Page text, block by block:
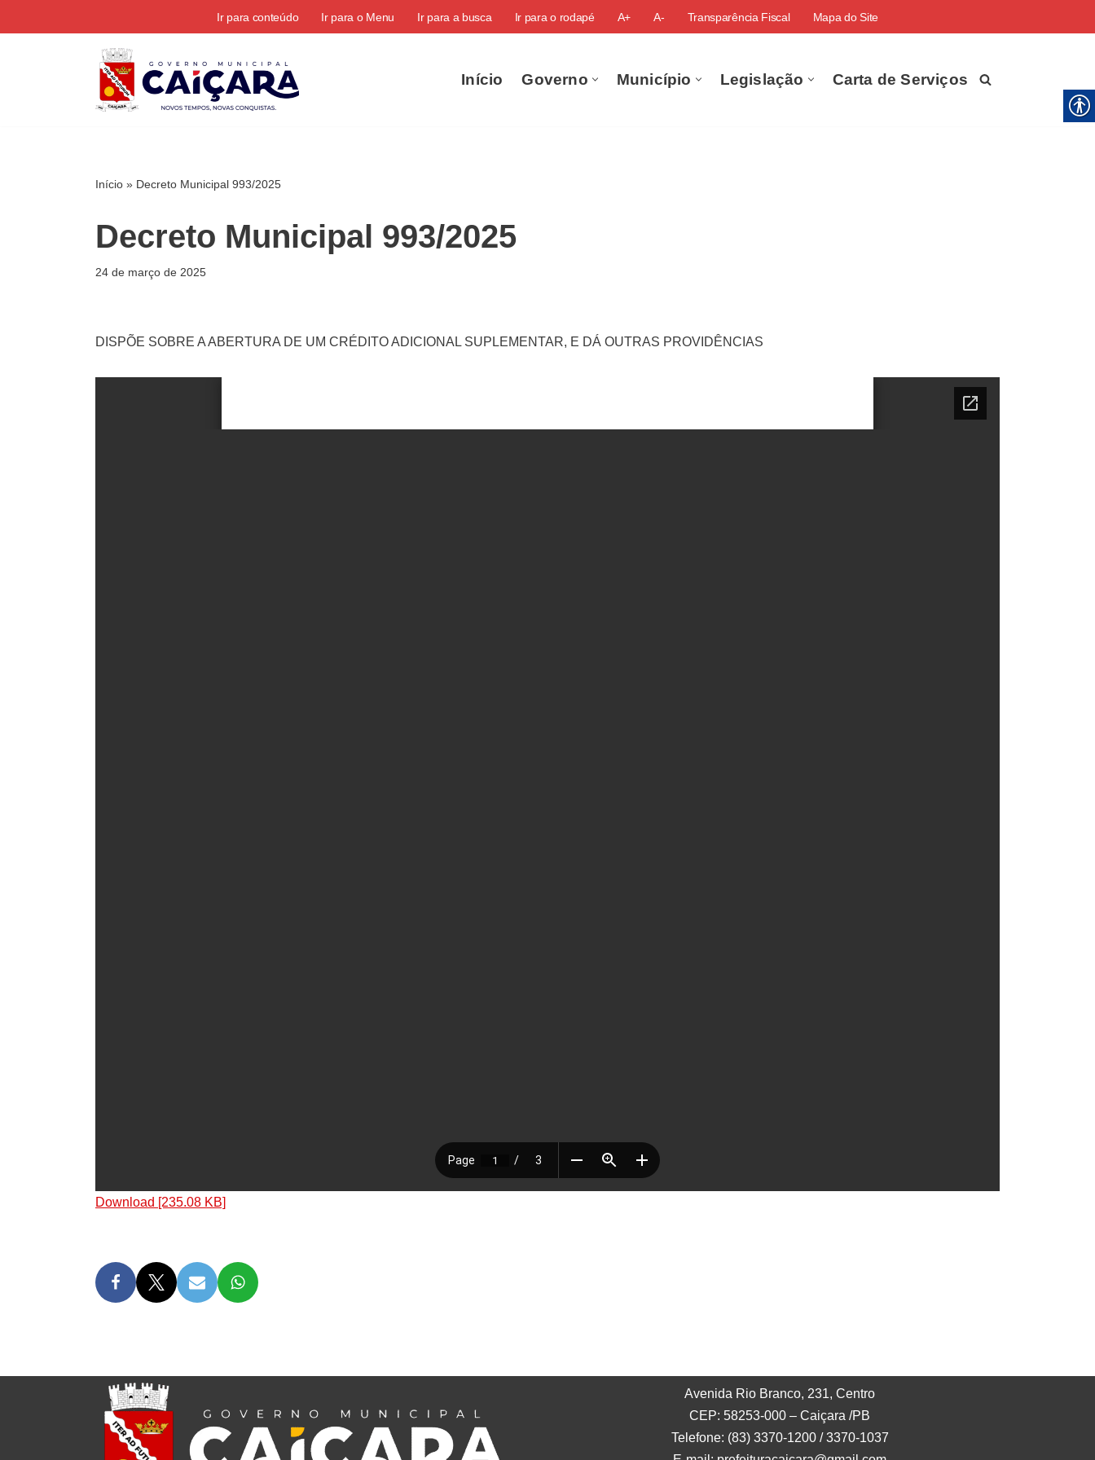
Ir para conteúdo Ir para o Menu Ir para a busca Ir para o rodapé A+ A- Transparência Fiscal Mapa do Site
Início Governo Município Legislação Carta de Serviços
Início » Decreto Municipal 993/2025
Decreto Municipal 993/2025
24 de março de 2025
DISPÕE SOBRE A ABERTURA DE UM CRÉDITO ADICIONAL SUPLEMENTAR, E DÁ OUTRAS PROVIDÊNCIAS
Download [235.08 KB]
Avenida Rio Branco, 231, Centro
CEP: 58253-000 – Caiçara /PB
Telefone: (83) 3370-1200 / 3370-1037